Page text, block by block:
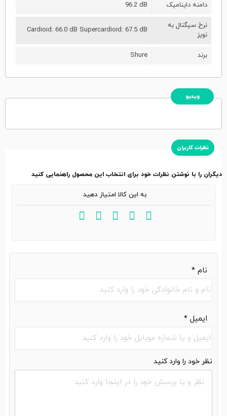
دامنه داینامیک 96.2 dB
نرخ سیگنال به
نویز
Cardioid: 66.0 dB Supercardioid: 67.5 dB
برند Shure
ویدیو
نظرات کاربران
دیگران را با نوشتن نظرات خود برای انتخاب این محصول راهنمایی کنید
نام *
ایمیل *
به این کالا امتیاز دهید